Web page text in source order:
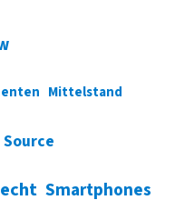
Mittelstand
Source
Smartphones